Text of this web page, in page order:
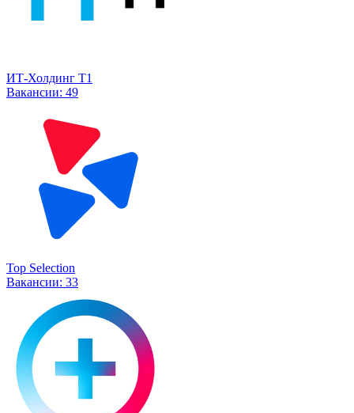
ИТ-Холдинг Т1
Вакансии: 49
Top Selection
Вакансии: 33